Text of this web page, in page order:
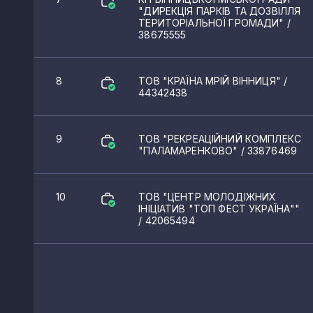
Немирів
Нова Миколаївка
Погребище
"ДИРЕКЦІЯ ПАРКІВ ТА ДОЗВІЛЛЯ
ТЕРИТОРІАЛЬНОЇ ГРОМАДИ" /
38675555
8 ТОВ "КРАЇНА МРІЙ ВІННИЦЯ" /
44342438
9
ТОВ "РЕКРЕАЦІЙНИЙ КОМПЛЕКС
"ПАЛАМАРЕНКОВО" / 33876469
10
ТОВ "ЦЕНТР МОЛОДІЖНИХ
ІНІЦІАТИВ "ТОП ФЕСТ УКРАЇНА""
/ 42065494